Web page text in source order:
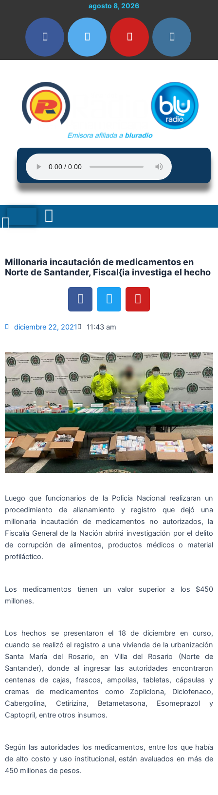
contenido
agosto 8, 2026
Menu
Millonaria incautación de medicamentos en
Norte de Santander, Fiscal{ia investiga el hecho
F
a
c
e
o
k
T
w
i
t
r
Y
o
u
e
diciembre 22, 2021 11:43 am
Luego que funcionarios de la Policía Nacional realizaran un
procedimiento de allanamiento y registro que dejó una
millonaria incautación de medicamentos no autorizados, la
Fiscalía General de la Nación abrirá investigación por el delito
de corrupción de alimentos, productos médicos o material
profiláctico.
Los medicamentos tienen un valor superior a los $450
millones.
Los hechos se presentaron el 18 de diciembre en curso,
cuando se realizó el registro a una vivienda de la urbanización
Santa María del Rosario, en Villa del Rosario (Norte de
Santander), donde al ingresar las autoridades encontraron
centenas de cajas, frascos, ampollas, tabletas, cápsulas y
cremas de medicamentos como Zopliclona, Diclofenaco,
Cabergolina, Cetirizina, Betametasona, Esomeprazol y
Captopril, entre otros insumos.
Según las autoridades los medicamentos, entre los que había
de alto costo y uso institucional, están avaluados en más de
450 millones de pesos.